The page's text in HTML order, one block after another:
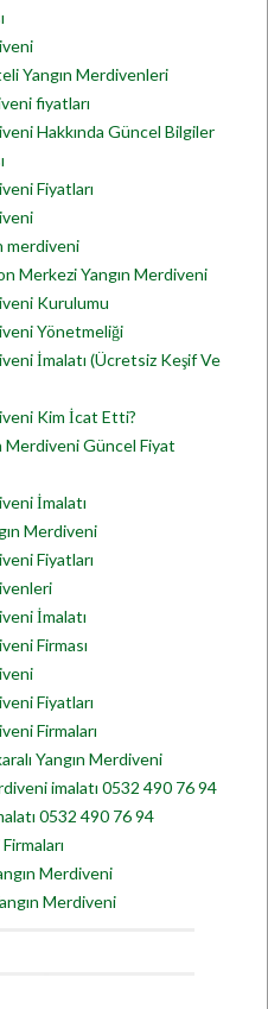
Yangın Merdivenleri
fiyatları
Hakkında Güncel Bilgiler
Fiyatları
merdiveni
Merkezi Yangın Merdiveni
Kurulumu
Yönetmeliği
İmalatı (Ücretsiz Keşif Ve
Kim İcat Etti?
Merdiveni Güncel Fiyat
İmalatı
Merdiveni
Fiyatları
İmalatı
Firması
Fiyatları
Firmaları
Yangın Merdiveni
imalatı 0532 490 76 94
0532 490 76 94
Merdiveni
Merdiveni